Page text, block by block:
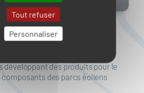
Tout refuser
Personnaliser
développant des produits pour le
des parcs éoliens